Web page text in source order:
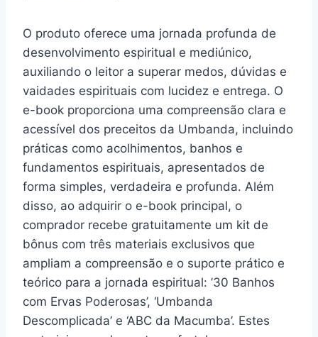
O produto oferece uma jornada profunda de
desenvolvimento espiritual e mediúnico,
auxiliando o leitor a superar medos, dúvidas e
vaidades espirituais com lucidez e entrega. O
e-book proporciona uma compreensão clara e
acessível dos preceitos da Umbanda, incluindo
práticas como acolhimentos, banhos e
fundamentos espirituais, apresentados de
forma simples, verdadeira e profunda. Além
disso, ao adquirir o e-book principal, o
comprador recebe gratuitamente um kit de
bônus com três materiais exclusivos que
ampliam a compreensão e o suporte prático e
teórico para a jornada espiritual: ’30 Banhos
com Ervas Poderosas’, ‘Umbanda
Descomplicada’ e ‘ABC da Macumba’. Estes